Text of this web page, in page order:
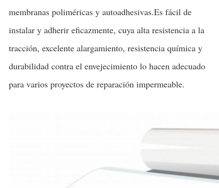
membranas poliméricas y autoadhesivas.Es fácil de
instalar y adherir eficazmente, cuya alta resistencia a la
tracción, excelente alargamiento, resistencia química y
durabilidad contra el envejecimiento lo hacen adecuado
para varios proyectos de reparación impermeable.